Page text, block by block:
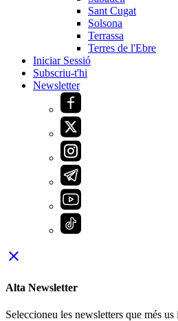
Sant Cugat
Solsona
Terrassa
Terres de l'Ebre
Iniciar Sessió
Subscriu-t'hi
Newsletter
close
Alta Newsletter
Seleccioneu les newsletters que més